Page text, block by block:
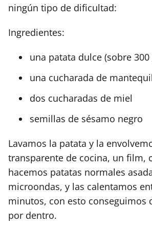
ningún tipo de dificultad:
Ingredientes:
una patata dulce (sobre
una cucharada de
dos cucharadas de miel
semillas de sésamo negro
Lavamos la patata y la
transparente de cocina, un film,
hacemos patatas normales
microondas, y las calentamos
minutos, con esto conseguimos
por dentro.